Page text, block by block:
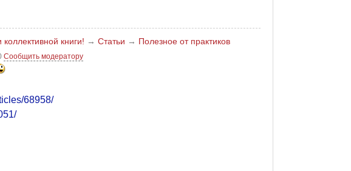
книги! → Статьи → Полезное от практиков
Сообщить модератору
68958/